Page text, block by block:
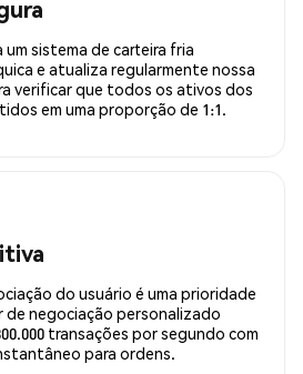
um sistema de carteira fria
e atualiza regularmente nossa
verificar que todos os ativos dos
em uma proporção de 1:1.
do usuário é uma prioridade
de negociação personalizado
transações por segundo com
para ordens.